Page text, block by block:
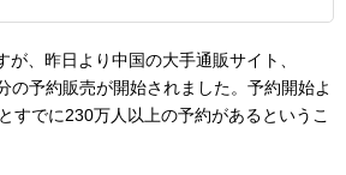
、昨日より中国の大手通販サイト、
の予約販売が開始されました。予約開始よ
すでに230万人以上の予約があるというこ